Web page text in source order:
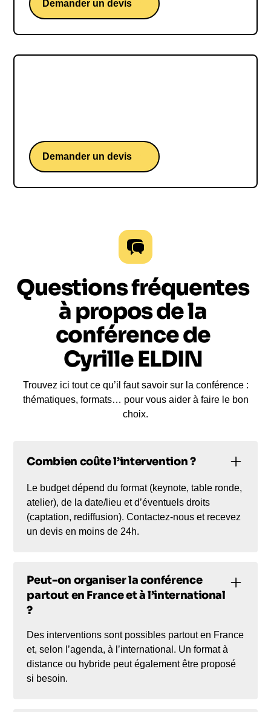
Demander un devis
Demander un devis
Questions fréquentes
à propos de la
conférence de
Cyrille ELDIN
Trouvez ici tout ce qu’il faut savoir sur la conférence :
thématiques, formats… pour vous aider à faire le bon
choix.
Combien coûte l’intervention ?
Le budget dépend du format (keynote, table ronde,
atelier), de la date/lieu et d’éventuels droits
(captation, rediffusion). Contactez-nous et recevez
un devis en moins de 24h.
Peut-on organiser la conférence
partout en France et à l’international
?
Des interventions sont possibles partout en France
et, selon l’agenda, à l’international. Un format à
distance ou hybride peut également être proposé
si besoin.